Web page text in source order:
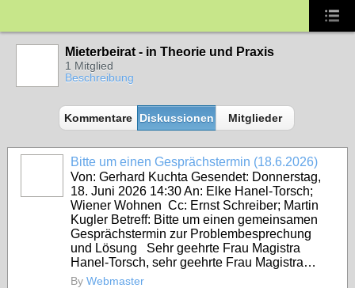
Mieterbeirat - in Theorie und Praxis
1 Mitglied
Beschreibung
Kommentare Diskussionen Mitglieder
Bitte um einen Gesprächstermin (18.6.2026)
Von: Gerhard Kuchta Gesendet: Donnerstag,
18. Juni 2026 14:30 An: Elke Hanel-Torsch;
Wiener Wohnen Cc: Ernst Schreiber; Martin
Kugler Betreff: Bitte um einen gemeinsamen
Gesprächstermin zur Problembesprechung
und Lösung Sehr geehrte Frau Magistra
Hanel-Torsch, sehr geehrte Frau Magistra…
By Webmaster